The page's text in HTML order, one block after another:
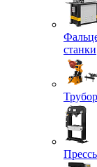
станки